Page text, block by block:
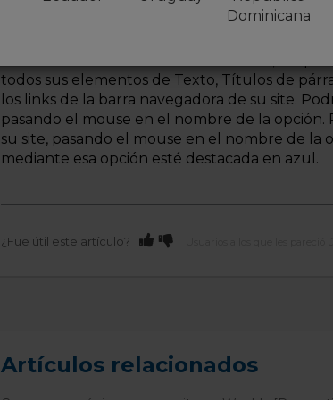
esta simplemente controlando una parte
todos sus elementos de Texto, Títulos de
los links de la barra navegadora de su site.
pasando el mouse en el nombre de la
su site, pasando el mouse en el nombre de la
mediante esa opción esté destacada en azul.
¿Fue útil este artículo?
Artículos relacionados
Dominicana